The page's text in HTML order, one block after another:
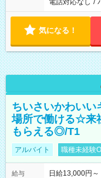
電話対応なし /
気になる！
ちいさいかわいい
場所で働ける☆来
もらえる◎/T1
アルバイト 職種未経験
給与
日給13,000円～